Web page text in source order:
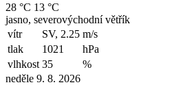
28 °C 13 °C
jasno, severovýchodní větřík
vítr
SV, 2.25 m/s
tlak
1021
hPa
vlhkost 35
%
neděle 9. 8. 2026